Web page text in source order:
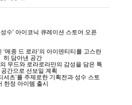
성수’ 아이코닉 큐레이션 스토어 오픈
‘메종 드 로라’의 아이덴티티를 고스란
히 담아낸 공간
무드와 로라로라만의 감성을 담은 특
공간으로 선보일 계획
셔츠’를 주제로한 기획전과 성수 스토
한정 아이템 출시